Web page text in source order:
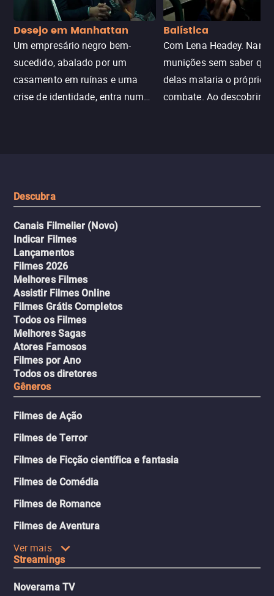
Desejo em Manhattan
Um empresário negro bem-
sucedido, abalado por um
casamento em ruínas e uma
crise de identidade, entra num
Balística
Com Lena Headey.
munições sem saber
delas mataria o próprio
combate. Ao descobrir a
Descubra
Canais Filmelier (Novo)
Indicar Filmes
Lançamentos
Filmes 2026
Melhores Filmes
Assistir Filmes Online
Filmes Grátis Completos
Todos os Filmes
Melhores Sagas
Atores Famosos
Filmes por Ano
Todos os diretores
Gêneros
Filmes de Ação
Filmes de Terror
Filmes de Ficção científica e fantasia
Filmes de Comédia
Filmes de Romance
Filmes de Aventura
Ver mais
Streamings
Noverama TV